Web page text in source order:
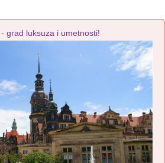
grad luksuza i umetnosti!